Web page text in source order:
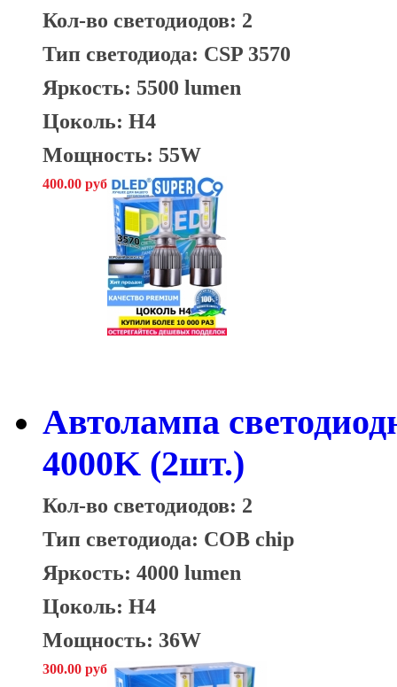
Кол-во светодиодов: 2
Тип светодиода: CSP 3570
Яркость: 5500 lumen
Цоколь: H4
Мощность: 55W
400.00 руб
Автолампа
4000K (2шт.)
Кол-во светодиодов: 2
Тип светодиода: COB chip
Яркость: 4000 lumen
Цоколь: H4
Мощность: 36W
300.00 руб